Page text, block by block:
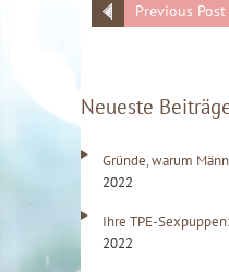
Previous Post
Neueste
Gründe, warum
2022
Ihre TPE-
2022